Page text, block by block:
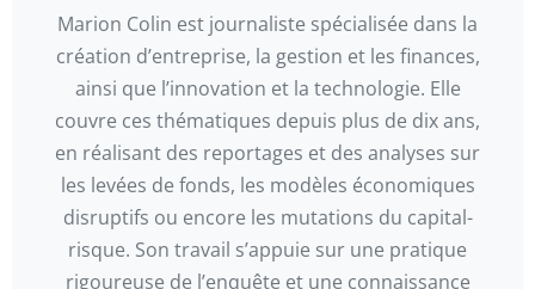
Marion Colin est journaliste spécialisée dans la
création d’entreprise, la gestion et les finances,
ainsi que l’innovation et la technologie. Elle
couvre ces thématiques depuis plus de dix ans,
en réalisant des reportages et des analyses sur
les levées de fonds, les modèles économiques
disruptifs ou encore les mutations du capital-
risque. Son travail s’appuie sur une pratique
rigoureuse de l’enquête et une connaissance